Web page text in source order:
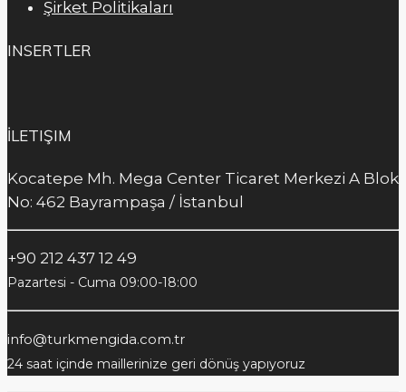
Şirket Politikaları
INSERTLER
İLETIŞIM
Kocatepe Mh. Mega Center Ticaret Merkezi A Blok
No: 462 Bayrampaşa / İstanbul
+90 212 437 12 49
Pazartesi - Cuma 09:00-18:00
info@turkmengida.com.tr
24 saat içinde maillerinize geri dönüş yapıyoruz